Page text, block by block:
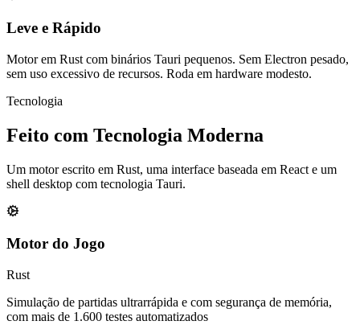
Leve e Rápido
Motor em Rust com binários Tauri pequenos. Sem Electron pesado,
sem uso excessivo de recursos. Roda em hardware modesto.
Tecnologia
Feito com Tecnologia Moderna
Um motor escrito em Rust, uma interface baseada em React e um
shell desktop com tecnologia Tauri.
Motor do Jogo
Rust
Simulação de partidas ultrarrápida e com segurança de memória,
com mais de 1.600 testes automatizados